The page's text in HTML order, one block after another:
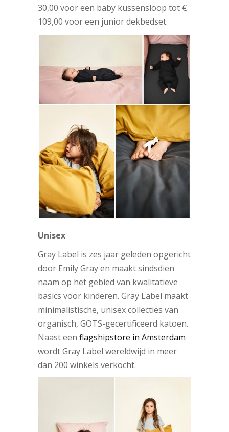
30,00 voor een baby kussensloop tot €
109,00 voor een junior dekbedset.
Unisex
Gray Label is zes jaar geleden opgericht
door Emily Gray en maakt sindsdien
naam op het gebied van kwalitatieve
basics voor kinderen. Gray Label maakt
minimalistische, unisex collecties van
organisch, GOTS-gecertificeerd katoen.
Naast een flagshipstore in Amsterdam
wordt Gray Label wereldwijd in meer
dan 200 winkels verkocht.